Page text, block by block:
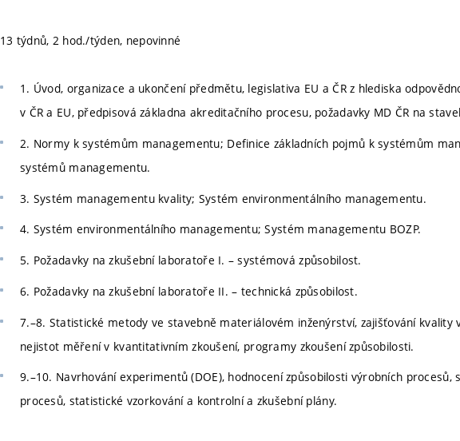
13 týdnů, 2 hod./týden, nepovinné
1. Úvod, organizace a ukončení předmětu, legislativa EU a ČR z hlediska
v ČR a EU, předpisová základna akreditačního procesu, požadavky MD ČR na
2. Normy k systémům managementu; Definice základních pojmů k systémům
systémů managementu.
3. Systém managementu kvality; Systém environmentálního managementu.
4. Systém environmentálního managementu; Systém managementu BOZP.
5. Požadavky na zkušební laboratoře I. – systémová způsobilost.
6. Požadavky na zkušební laboratoře II. – technická způsobilost.
7.–8. Statistické metody ve stavebně materiálovém inženýrství, zajišťování kvality
nejistot měření v kvantitativním zkoušení, programy zkoušení způsobilosti.
9.–10. Navrhování experimentů (DOE), hodnocení způsobilosti výrobních
procesů, statistické vzorkování a kontrolní a zkušební plány.